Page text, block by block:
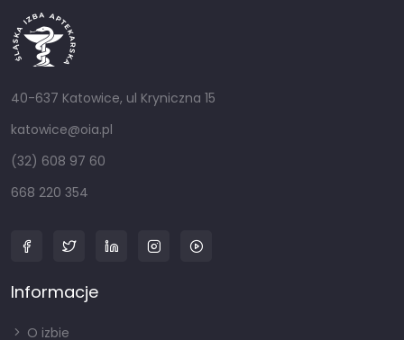
40-637 Katowice, ul Kryniczna 15
katowice@oia.pl
(32) 608 97 60
668 220 354
Informacje
O izbie